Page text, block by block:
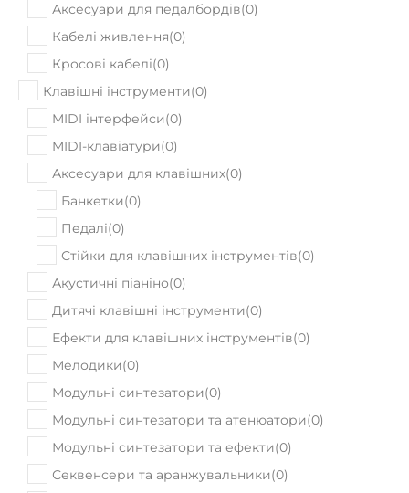
Аксесуари для педалбордів(0)
Кабелі живлення(0)
Кросові кабелі(0)
Клавішні інструменти(0)
MIDI інтерфейси(0)
MIDI-клавіатури(0)
Аксесуари для клавішних(0)
Банкетки(0)
Педалі(0)
Стійки для клавішних інструментів(0)
Акустичні піаніно(0)
Дитячі клавішні інструменти(0)
Ефекти для клавішних інструментів(0)
Мелодики(0)
Модульні синтезатори(0)
Модульні синтезатори та атенюатори(0)
Модульні синтезатори та ефекти(0)
Секвенсери та аранжувальники(0)